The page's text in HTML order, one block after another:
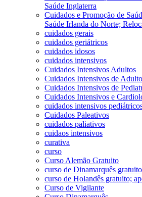
Saúde Inglaterra
Cuidados e Promoção de
Saúde Irlanda do Norte;
cuidados gerais
cuidados geriátricos
cuidados idosos
cuidados intensivos
Cuidados Intensivos Adultos
Cuidados Intensivos de
Cuidados Intensivos de
Cuidados Intensivos e
cuidados intensivos
Cuidados Paleativos
cuidados paliativos
cuidaos intensivos
curativa
curso
Curso Alemão Gratuito
curso de Dinamarquês
curso de Holandês gratuito;
Curso de Vigilante